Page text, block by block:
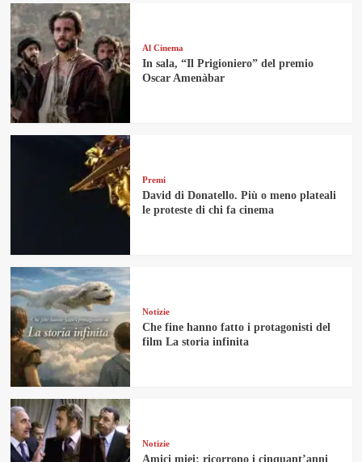
Al Cinema
In sala, “Il Prigioniero” del premio
Oscar Amenàbar
Premi
David di Donatello. Più o meno plateali
le proteste di chi fa cinema
Notizie
Che fine hanno fatto i protagonisti del
film La storia infinita
Notizie
Amici miei: ricorrono i cinquant’anni